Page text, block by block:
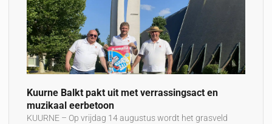
Kuurne Balkt pakt uit met verrassingsact en
muzikaal eerbetoon
KUURNE – Op vrijdag 14 augustus wordt het grasveld